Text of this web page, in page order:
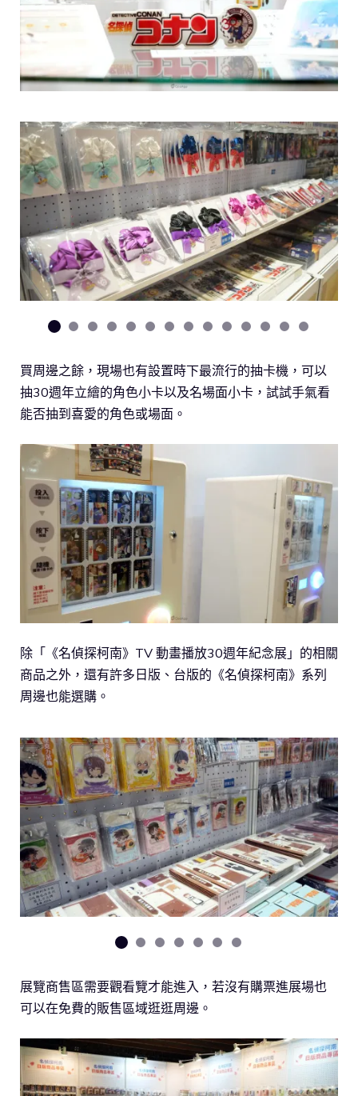
買周邊之餘，現場也有設置時下最流行的抽卡機，可以
抽30週年立繪的角色小卡以及名場面小卡，試試手氣看
能否抽到喜愛的角色或場面。
除「《名偵探柯南》TV 動畫播放30週年紀念展」的相關
商品之外，還有許多日版、台版的《名偵探柯南》系列
周邊也能選購。
展覽商售區需要觀看覽才能進入，若沒有購票進展場也
可以在免費的販售區域逛逛周邊。